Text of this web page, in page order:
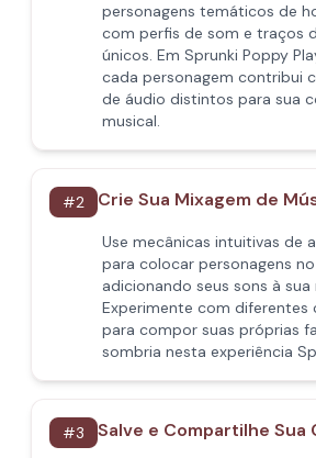
personagens temáticos de
com perfis de som e traços
únicos. Em Sprunki Poppy
cada personagem contribui
de áudio distintos para sua
musical.
#2 Crie Sua Mixagem de
Use mecânicas intuitivas de
para colocar personagens
adicionando seus sons à sua
Experimente com diferentes
para compor suas próprias
sombria nesta experiência
#3 Salve e Compartilhe Sua